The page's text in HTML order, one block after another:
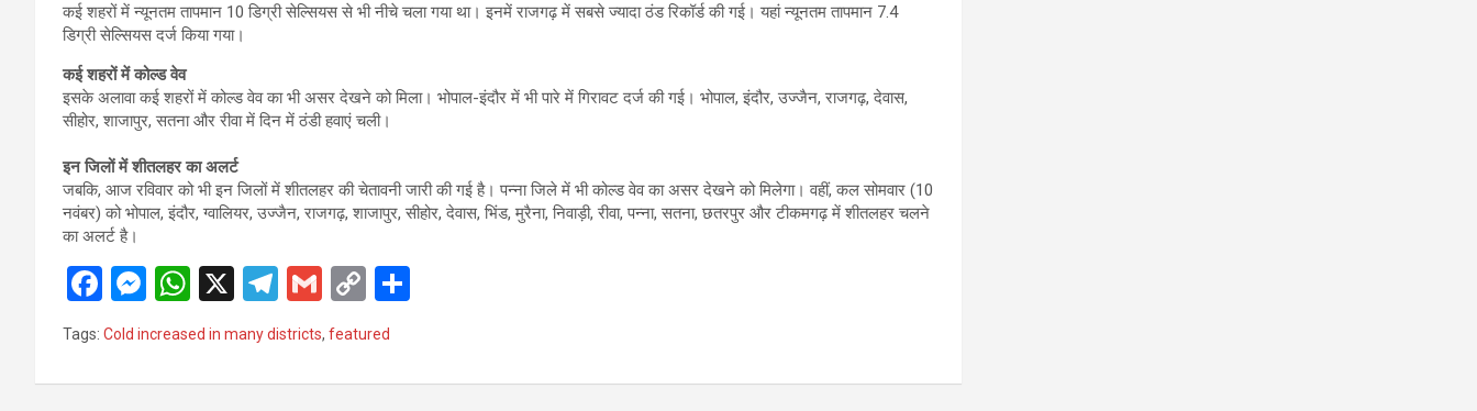
कई शहरों में न्यूनतम तापमान 10 डिग्री सेल्सियस से भी नीचे चला गया था। इनमें राजगढ़ में सबसे ज्यादा ठंड रिकॉर्ड की गई। यहां न्यूनतम तापमान 7.4
डिग्री सेल्सियस दर्ज किया गया।
कई शहरों में कोल्ड वेव
इसके अलावा कई शहरों में कोल्ड वेव का भी असर देखने को मिला। भोपाल-इंदौर में भी पारे में गिरावट दर्ज की गई। भोपाल, इंदौर, उज्जैन, राजगढ़, देवास,
सीहोर, शाजापुर, सतना और रीवा में दिन में ठंडी हवाएं चली।
इन जिलों में शीतलहर का अलर्ट
जबकि, आज रविवार को भी इन जिलों में शीतलहर की चेतावनी जारी की गई है। पन्ना जिले में भी कोल्ड वेव का असर देखने को मिलेगा। वहीं, कल सोमवार (10
नवंबर) को भोपाल, इंदौर, ग्वालियर, उज्जैन, राजगढ़, शाजापुर, सीहोर, देवास, भिंड, मुरैना, निवाड़ी, रीवा, पन्ना, सतना, छतरपुर और टीकमगढ़ में शीतलहर चलने
का अलर्ट है।
F
a
ce
b
M
se
n
W
h
at
s
X
T
el
e
gr
G
m
ail
C
py
Li e
Tags: Cold increased in many districts, featured